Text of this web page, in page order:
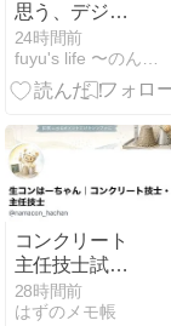
思う、デジタ
ルとアナログ
のいいところ
24時間前
コンクリート
主任技士試験
用のXアカウ
ントを作成し
28時間前
はずのメモ帳